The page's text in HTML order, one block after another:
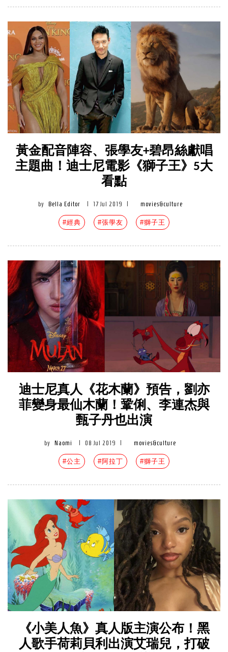
黃金配音陣容、張學友+碧昂絲獻唱
主題曲！迪士尼電影《獅子王》5大
看點
by Bella Editor 17 Jul 2019 movies&culture
#經典 #張學友 #獅子王
迪士尼真人《花木蘭》預告，劉亦
菲變身最仙木蘭！鞏俐、李連杰與
甄子丹也出演
by Naomi 08 Jul 2019 movies&culture
#公主 #阿拉丁 #獅子王
《小美人魚》真人版主演公布！黑
人歌手荷莉貝利出演艾瑞兒，打破